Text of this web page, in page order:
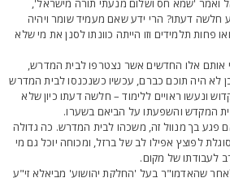
'שמא חס ושלום מנעתי תורה מישראל',
דעתו? הרי ידע שאם מעמיד שומר ויהיה
תלמידים וזו הייתה כוונתו לסנן את מי שלא
אלו החדשים אשר נצטרפו לבית המדרש,
היה תוכם כברם, עכשיו כשנכנסו לבית המדרש
ראויים ללימוד – חלשה דעתו כיון שלא
המקדש והשפעתו על הביאם בשערו.
בך מנוול זה, משכהו לבית המדרש. כה גדולה
לפוצץ אפילו לב של ברזל, ומכוחה יוכל גם מי
של מקום.
שהאדמו"ר בעל 'החלקת יהושוע' מביאלא זי"ע